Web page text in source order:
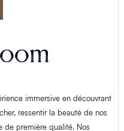
immersive en découvrant
ressentir la beauté de nos
de première qualité. Nos